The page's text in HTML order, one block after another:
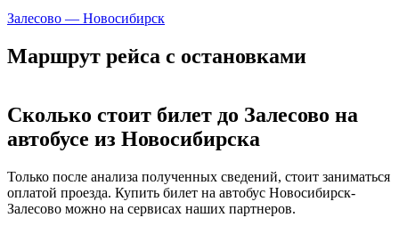
Залесово — Новосибирск
Маршрут рейса с остановками
Сколько стоит билет до Залесово на
автобусе из Новосибирска
Только после анализа полученных сведений, стоит заниматься
оплатой проезда. Купить билет на автобус Новосибирск-
Залесово можно на сервисах наших партнеров.